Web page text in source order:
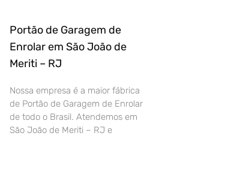
Portão de Garagem de
Enrolar em São João de
Meriti – RJ
Nossa empresa é a maior fábrica
de Portão de Garagem de Enrolar
de todo o Brasil. Atendemos em
São João de Meriti – RJ e